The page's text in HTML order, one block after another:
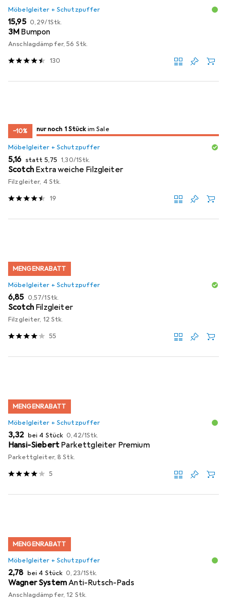
Möbelgleiter + Schutzpuffer
EUR
15,95 EUR
0,29/1Stk.
3M Bumpon
Anschlagdämpfer, 56 Stk.
130
−10% noch 1 Stückim Sale
nur noch 1 Stück im Sale
Möbelgleiter + Schutzpuffer
EUR
5,16 statt EUR
5,75 EUR
1,30/1Stk.
Scotch Extra weiche Filzgleiter
Filzgleiter, 4 Stk.
19
MENGENRABATT
Möbelgleiter + Schutzpuffer
EUR
6,85 EUR
0,57/1Stk.
Scotch Filzgleiter
Filzgleiter, 12 Stk.
55
MENGENRABATT
Möbelgleiter + Schutzpuffer
EUR
3,32 bei 4 Stück EUR
0,42/1Stk.
Hansi-Siebert Parkettgleiter Premium
Parkettgleiter, 8 Stk.
5
MENGENRABATT
Möbelgleiter + Schutzpuffer
EUR
2,78 bei 4 Stück EUR
0,23/1Stk.
Wagner SystemAnti-Rutsch-Pads
Anschlagdämpfer, 12 Stk.